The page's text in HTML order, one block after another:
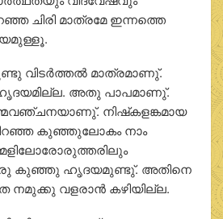
ചിരി മാത്രമേ ഇന്നത്തെ
വിടര്‍ത്തല്‍ മാത്രമാണു്.
അതു പാപമാണു്.
നിഷ്‌കളങ്കമായ
കുഞ്ഞുലോകം നാം
ഒരു കുഞ്ഞു ഹൃദയമുണ്ടു്. അതിനെ
നമുക്കു വളരാന്‍ കഴിയില്ല.